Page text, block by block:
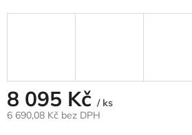
8 095 Kč / ks
6 690,08 Kč bez DPH